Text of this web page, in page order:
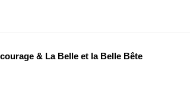
& La Belle et la Belle Bête